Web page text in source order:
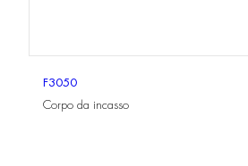
F3050
Corpo da incasso